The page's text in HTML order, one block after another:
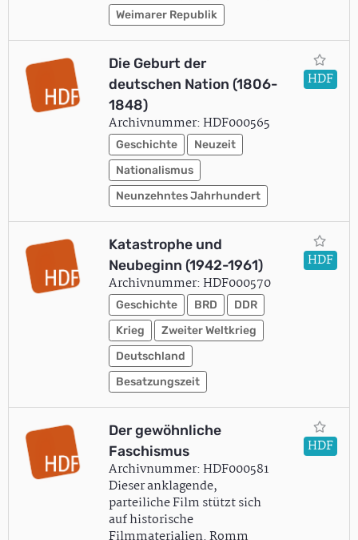
Weimarer Republik
Die Geburt der
deutschen Nation (1806-
1848)
Archivnummer: HDF000565
Geschichte
Neuzeit
Nationalismus
Neunzehntes Jahrhundert
HDF
Katastrophe und
Neubeginn (1942-1961)
Archivnummer: HDF000570
Geschichte BRD
DDR
Krieg
Zweiter Weltkrieg
Deutschland
Besatzungszeit
HDF
Der gewöhnliche
Faschismus
Archivnummer: HDF000581
Dieser anklagende,
parteiliche Film stützt sich
auf historische
HDF